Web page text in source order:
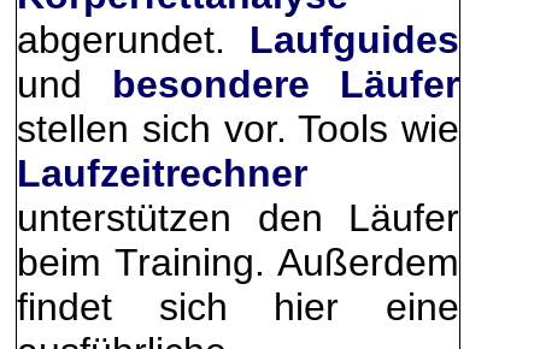
abgerundet. Laufguides
und besondere Läufer
stellen sich vor. Tools wie
Laufzeitrechner
unterstützen den Läufer
beim Training. Außerdem
findet sich hier eine